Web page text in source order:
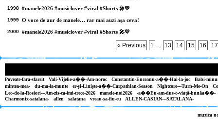
1998 #manele2026 #musiclover #viral #Shorts 🎤💛
1999 O voce de aur de manele… rar mai auzi așa ceva!
2000 #manele2026 #musiclover #viral #Shorts 🎤💛
« Previous 1 ... 13 14 15 16 17
Poveate-fara-sfarsit Vali-Vijelie-a��-Am-noroc Constantin-Enceanu-a��-Hai-la-joc
Babi-
mintea-mea-
du-ma-la-munte er-și-Liniște-a��-Carpathian-Season Nightcore---Turn-Me-On
Leo-de-la-Rosiori---Am-zis-ca-imi-trece-2026
manele-noi2026
-a��Eu-am-dus-o-viață-bunăa��-
Charmonix-satalana-
allen salatana vreau-sa-fiu-eu ALLEN-CASIAN---SATALANA-
muzica